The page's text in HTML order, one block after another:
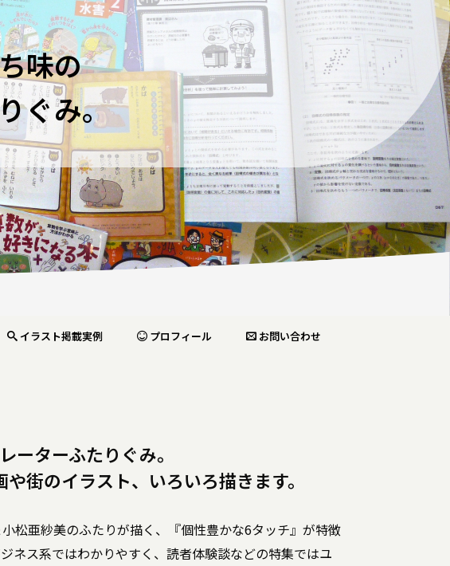
味の
ぐみ。
イラスト掲載実例 プロフィール お問い合わせ
ーターふたりぐみ。
街のイラスト、いろいろ描きます。
松亜紗美のふたりが描く、『個性豊かな6タッチ』が特徴
ネス系ではわかりやすく、読者体験談などの特集ではユ